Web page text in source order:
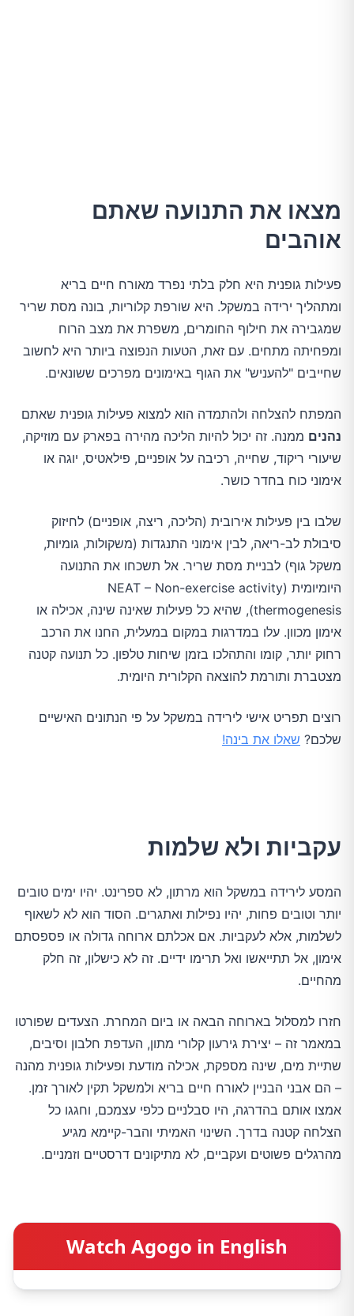
מצאו את התנועה שאתם
אוהבים
פעילות גופנית היא חלק בלתי נפרד מאורח חיים בריא
ומתהליך ירידה במשקל. היא שורפת קלוריות, בונה מסת שריר
שמגבירה את חילוף החומרים, משפרת את מצב הרוח
ומפחיתה מתחים. עם זאת, הטעות הנפוצה ביותר היא לחשוב
שחייבים "להעניש" את הגוף באימונים מפרכים ששונאים.
המפתח להצלחה ולהתמדה הוא למצוא פעילות גופנית שאתם
נהנים ממנה. זה יכול להיות הליכה מהירה בפארק עם מוזיקה,
שיעורי ריקוד, שחייה, רכיבה על אופניים, פילאטיס, יוגה או
אימוני כוח בחדר כושר.
שלבו בין פעילות אירובית (הליכה, ריצה, אופניים) לחיזוק
סיבולת לב-ריאה, לבין אימוני התנגדות (משקולות, גומיות,
משקל גוף) לבניית מסת שריר. אל תשכחו את התנועה
היומיומית (NEAT – Non-exercise activity
thermogenesis), שהיא כל פעילות שאינה שינה, אכילה או
אימון מכוון. עלו במדרגות במקום במעלית, החנו את הרכב
רחוק יותר, קומו והתהלכו בזמן שיחות טלפון. כל תנועה קטנה
מצטברת ותורמת להוצאה הקלורית היומית.
רוצים תפריט אישי לירידה במשקל על פי הנתונים האישיים
שלכם? שאלו את בינה!
עקביות ולא שלמות
המסע לירידה במשקל הוא מרתון, לא ספרינט. יהיו ימים טובים
יותר וטובים פחות, יהיו נפילות ואתגרים. הסוד הוא לא לשאוף
לשלמות, אלא לעקביות. אם אכלתם ארוחה גדולה או פספסתם
אימון, אל תתייאשו ואל תרימו ידיים. זה לא כישלון, זה חלק
מהחיים.
חזרו למסלול בארוחה הבאה או ביום המחרת. הצעדים שפורטו
במאמר זה – יצירת גירעון קלורי מתון, העדפת חלבון וסיבים,
שתיית מים, שינה מספקת, אכילה מודעת ופעילות גופנית מהנה
– הם אבני הבניין לאורח חיים בריא ולמשקל תקין לאורך זמן.
אמצו אותם בהדרגה, היו סבלניים כלפי עצמכם, וחגגו כל
הצלחה קטנה בדרך. השינוי האמיתי והבר-קיימא מגיע
מהרגלים פשוטים ועקביים, לא מתיקונים דרסטיים וזמניים.
Watch Agogo in English